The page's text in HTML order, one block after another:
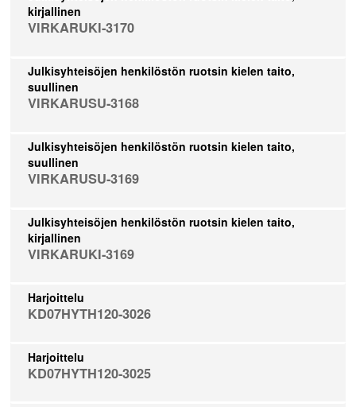
kirjallinen
VIRKARUKI-3170
Julkisyhteisöjen henkilöstön ruotsin kielen taito,
suullinen
VIRKARUSU-3168
Julkisyhteisöjen henkilöstön ruotsin kielen taito,
suullinen
VIRKARUSU-3169
Julkisyhteisöjen henkilöstön ruotsin kielen taito,
kirjallinen
VIRKARUKI-3169
Harjoittelu
KD07HYTH120-3026
Harjoittelu
KD07HYTH120-3025